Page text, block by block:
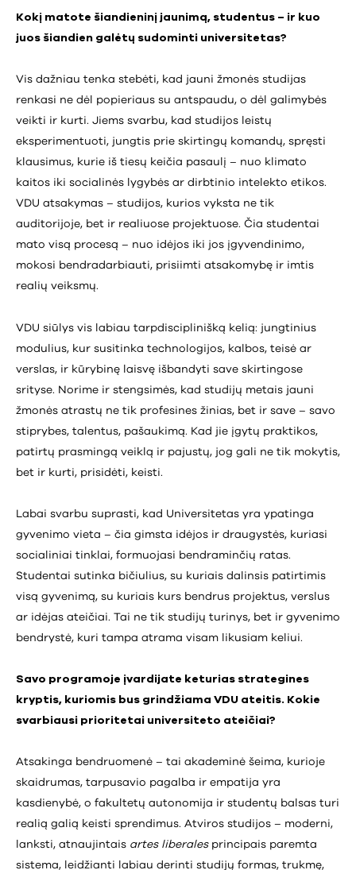
Kokį matote šiandieninį jaunimą, studentus – ir kuo
juos šiandien galėtų sudominti universitetas?
Vis dažniau tenka stebėti, kad jauni žmonės studijas
renkasi ne dėl popieriaus su antspaudu, o dėl galimybės
veikti ir kurti. Jiems svarbu, kad studijos leistų
eksperimentuoti, jungtis prie skirtingų komandų, spręsti
klausimus, kurie iš tiesų keičia pasaulį – nuo klimato
kaitos iki socialinės lygybės ar dirbtinio intelekto etikos.
VDU atsakymas – studijos, kurios vyksta ne tik
auditorijoje, bet ir realiuose projektuose. Čia studentai
mato visą procesą – nuo idėjos iki jos įgyvendinimo,
mokosi bendradarbiauti, prisiimti atsakomybę ir imtis
realių veiksmų.
VDU siūlys vis labiau tarpdisciplinišką kelią: jungtinius
modulius, kur susitinka technologijos, kalbos, teisė ar
verslas, ir kūrybinę laisvę išbandyti save skirtingose
srityse. Norime ir stengsimės, kad studijų metais jauni
žmonės atrastų ne tik profesines žinias, bet ir save – savo
stiprybes, talentus, pašaukimą. Kad jie įgytų praktikos,
patirtų prasmingą veiklą ir pajustų, jog gali ne tik mokytis,
bet ir kurti, prisidėti, keisti.
Labai svarbu suprasti, kad Universitetas yra ypatinga
gyvenimo vieta – čia gimsta idėjos ir draugystės, kuriasi
socialiniai tinklai, formuojasi bendraminčių ratas.
Studentai sutinka bičiulius, su kuriais dalinsis patirtimis
visą gyvenimą, su kuriais kurs bendrus projektus, verslus
ar idėjas ateičiai. Tai ne tik studijų turinys, bet ir gyvenimo
bendrystė, kuri tampa atrama visam likusiam keliui.
Savo programoje įvardijate keturias strategines
kryptis, kuriomis bus grindžiama VDU ateitis. Kokie
svarbiausi prioritetai universiteto ateičiai?
Atsakinga bendruomenė – tai akademinė šeima, kurioje
skaidrumas, tarpusavio pagalba ir empatija yra
kasdienybė, o fakultetų autonomija ir studentų balsas turi
realią galią keisti sprendimus. Atviros studijos – moderni,
lanksti, atnaujintais artes liberalesprincipais paremta
sistema, leidžianti labiau derinti studijų formas, trukmę,